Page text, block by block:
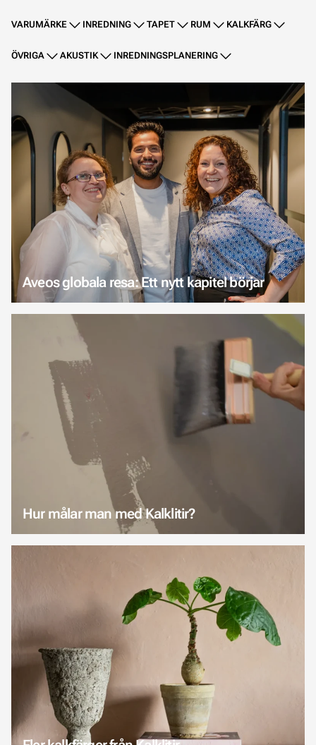
VARUMÄRKE INREDNING TAPET RUM KALKFÄRG
ÖVRIGA AKUSTIK INREDNINGSPLANERING
Aveos globala resa: Ett nytt kapitel börjar
Hur målar man med Kalklitir?